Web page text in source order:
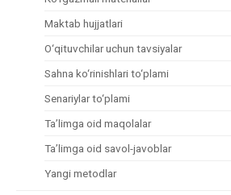
Maktab hujjatlari
O‘qituvchilar uchun tavsiyalar
Sahna ko‘rinishlari to‘plami
Senariylar to‘plami
Ta’limga oid maqolalar
Ta’limga oid savol-javoblar
Yangi metodlar